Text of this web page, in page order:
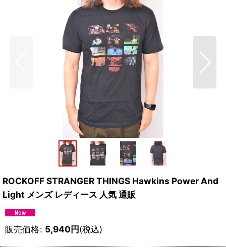
ROCKOFF STRANGER THINGS Hawkins Power And
Light メンズ レディース 人気 通販
販売価格: 5,940円(税込)